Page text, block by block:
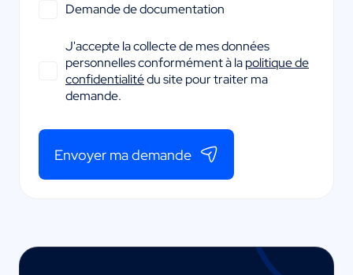
Demande de documentation
J'accepte la collecte de mes données
personnelles conformément à lapolitique de
confidentialitédu site pour traiter ma
demande.
Envoyer ma demande